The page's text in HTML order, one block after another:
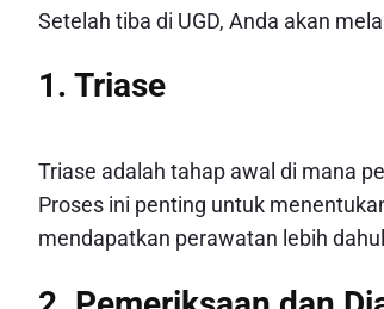
Setelah tiba di UGD, Anda akan
1. Triase
Triase adalah tahap awal di mana
Proses ini penting untuk
mendapatkan perawatan lebih